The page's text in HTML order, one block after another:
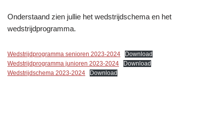
Onderstaand zien jullie het wedstrijdschema en het
wedstrijdprogramma.
Wedstrijdprogramma senioren 2023-2024
Download
Wedstrijdprogramma junioren 2023-2024
Download
Wedstrijdschema 2023-2024
Download